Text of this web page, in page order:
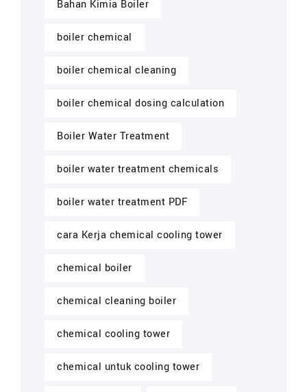
Bahan Kimia Boiler
boiler chemical
boiler chemical cleaning
boiler chemical dosing calculation
Boiler Water Treatment
boiler water treatment chemicals
boiler water treatment PDF
cara Kerja chemical cooling tower
chemical boiler
chemical cleaning boiler
chemical cooling tower
chemical untuk cooling tower